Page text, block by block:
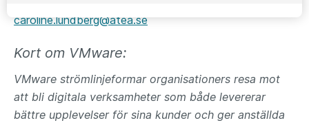
caroline.lundberg@atea.se
Kort om VMware:
VMware strömlinjeformar organisationers resa mot
att bli digitala verksamheter som både levererar
bättre upplevelser för sina kunder och ger anställda